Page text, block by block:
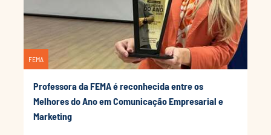
FEMA
Professora da FEMA é reconhecida entre os
Melhores do Ano em Comunicação Empresarial e
Marketing